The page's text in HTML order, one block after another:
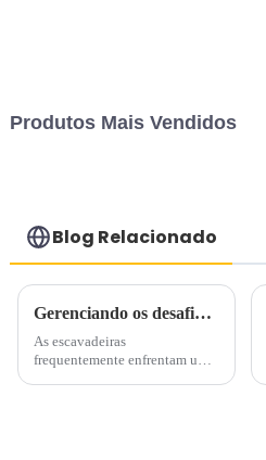
Produtos Mais Vendidos
Blog Relacionado
Gerenciando os desafios de alta temperatura da escavadeira na construção de verão
As escavadeiras
frequentemente enfrentam um